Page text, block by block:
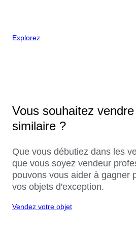
Explorez
Vous souhaitez
similaire ?
Que vous débutiez dans les
que vous soyez vendeur
pouvons vous aider à gagner
vos objets d'exception.
Vendez votre objet